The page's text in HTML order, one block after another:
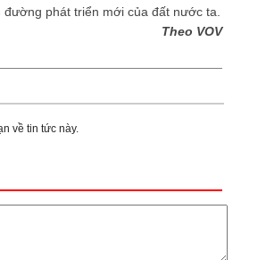
phát triển mới của đất nước ta.
Theo VOV
về tin tức này.